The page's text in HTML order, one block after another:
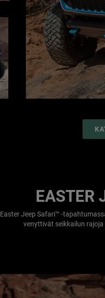
EASTER
Easter Jeep Safari™ -
venyttivät seikkailun